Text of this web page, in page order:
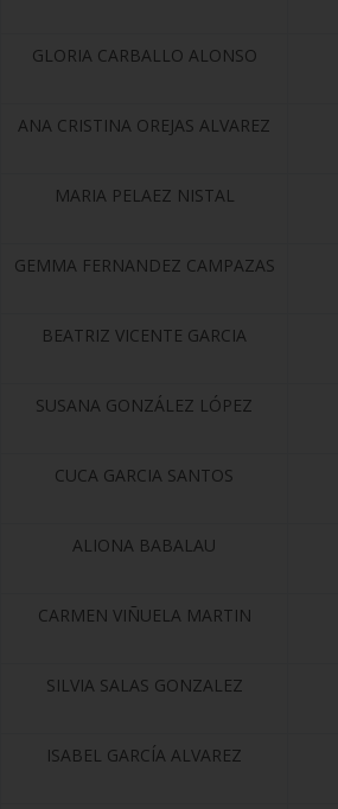
GLORIA CARBALLO ALONSO
ANA CRISTINA OREJAS ALVAREZ
MARIA PELAEZ NISTAL
GEMMA FERNANDEZ CAMPAZAS
BEATRIZ VICENTE GARCIA
SUSANA GONZÁLEZ LÓPEZ
CUCA GARCIA SANTOS
ALIONA BABALAU
CARMEN VIÑUELA MARTIN
SILVIA SALAS GONZALEZ
ISABEL GARCÍA ALVAREZ